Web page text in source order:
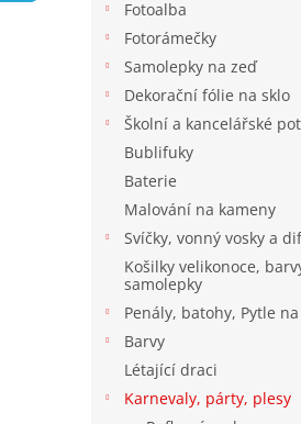
Fotoalba
Fotorámečky
Samolepky na zeď
Dekorační fólie na sklo
Školní a kancelářské
Bublifuky
Baterie
Malování na kameny
Svíčky, vonný vosky a
Košilky velikonoce,
samolepky
Penály, batohy, Pytle
Barvy
Létající draci
Karnevaly, párty, plesy